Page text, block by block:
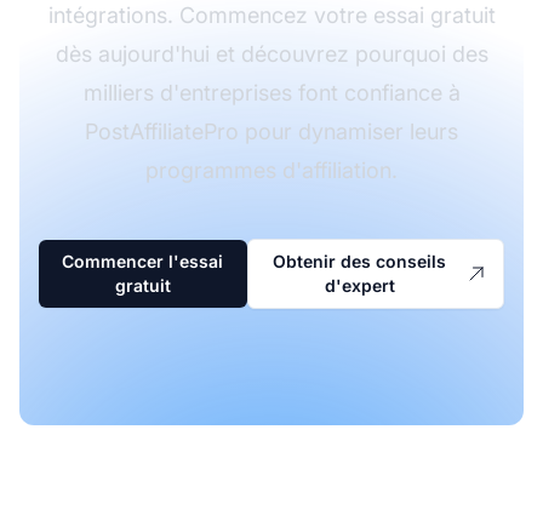
intégrations. Commencez votre essai gratuit
dès aujourd'hui et découvrez pourquoi des
milliers d'entreprises font confiance à
PostAffiliatePro pour dynamiser leurs
programmes d'affiliation.
Commencer l'essai
gratuit
Obtenir des conseils
d'expert